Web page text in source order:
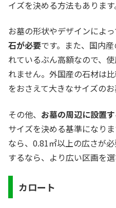
イズを決める方法もあります
お墓の形状やデザインによっ
石が必要です。また、国内
れているぶん高額なので、
れません。外国産の石材は
をおさえて大きなサイズのお
その他、 お墓の周辺に設置
サイズを決める基準になり
なら、0.81㎡以上の広さが
するなら、より広い区画を選
カロート